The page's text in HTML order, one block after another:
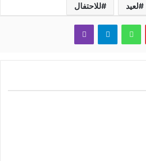
لعيد للاحتفال
بينتيريستواتساب تيلقرام ڤايبر